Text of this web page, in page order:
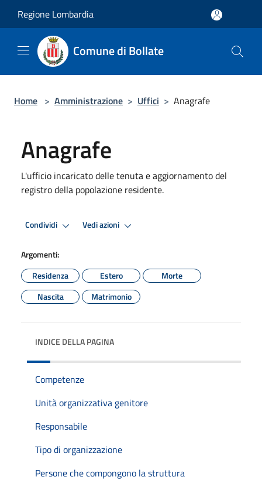
Regione Lombardia
Comune di Bollate
Home > Amministrazione > Uffici > Anagrafe
Anagrafe
L'ufficio incaricato delle tenuta e aggiornamento del
registro della popolazione residente.
Condividi Vedi azioni
Argomenti:
Residenza
Estero
Morte
Nascita
Matrimonio
INDICE DELLA PAGINA
Competenze
Unità organizzativa genitore
Responsabile
Tipo di organizzazione
Persone che compongono la struttura